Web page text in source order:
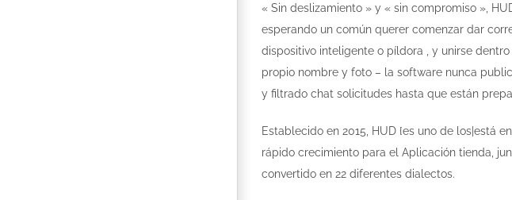
« Sin deslizamiento » y « sin compromiso »,
esperando un común querer comenzar dar
dispositivo inteligente o píldora , y unirse
propio nombre y foto – la software nunca
y filtrado chat solicitudes hasta que están
Establecido en 2015, HUD {es uno de los|está
rápido crecimiento para el Aplicación tienda,
convertido en 22 diferentes dialectos.